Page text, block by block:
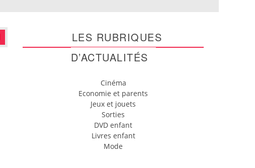
LES RUBRIQUES
D’ACTUALITÉS
Cinéma
Economie et parents
Jeux et jouets
Sorties
DVD enfant
Livres enfant
Mode